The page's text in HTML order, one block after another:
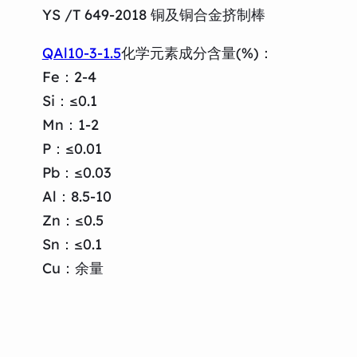
YS /T 649-2018 铜及铜合金挤制棒
QAl10-3-1.5化学元素成分含量(%)：
Fe：2-4
Si：≤0.1
Mn：1-2
P：≤0.01
Pb：≤0.03
Al：8.5-10
Zn：≤0.5
Sn：≤0.1
Cu：余量